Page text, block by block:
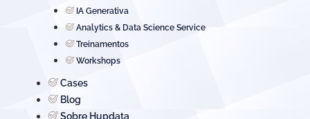
IA Generativa
Analytics & Data Science Service
Treinamentos
Workshops
Cases
Blog
Sobre Hupdata